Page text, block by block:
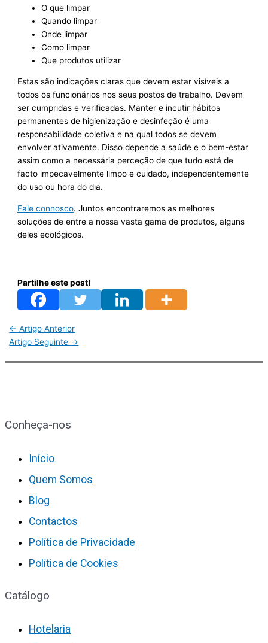
O que limpar
Quando limpar
Onde limpar
Como limpar
Que produtos utilizar
Estas são indicações claras que devem estar visíveis a
todos os funcionários nos seus postos de trabalho. Devem
ser cumpridas e verificadas. Manter e incutir hábitos
permanentes de higienização e desinfeção é uma
responsabilidade coletiva e na qual todos se devem
envolver ativamente. Disso depende a saúde e o bem-estar
assim como a necessária perceção de que tudo está de
facto impecavelmente limpo e cuidado, independentemente
do uso ou hora do dia.
Fale connosco. Juntos encontraremos as melhores
soluções de entre a nossa vasta gama de produtos, alguns
deles ecológicos.
Partilhe este post!
← Artigo Anterior
Artigo Seguinte →
Conheça-nos
Início
Quem Somos
Blog
Contactos
Política de Privacidade
Política de Cookies
Catálogo
Hotelaria